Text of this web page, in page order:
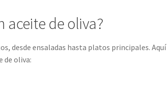
aceite de oliva?
desde ensaladas hasta platos principales. Aquí
de oliva: